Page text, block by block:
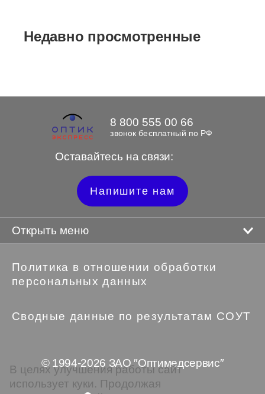
Недавно просмотренные
Оставайтесь на связи:
8 800 555 00 66
звонок бесплатный по РФ
Напишите нам
Открыть меню
Политика в отношении обработки
персональных данных
Сводные данные по результатам СОУТ
© 1994-2026 ЗАО ″Оптимедсервис″
В целях улучшения работы сайт
использует куки. Продолжая